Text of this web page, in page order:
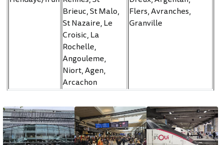
Brieuc, St Malo,
St Nazaire, Le
Croisic, La
Rochelle,
Angouleme,
Niort, Agen,
Arcachon
Flers, Avranches,
Granville